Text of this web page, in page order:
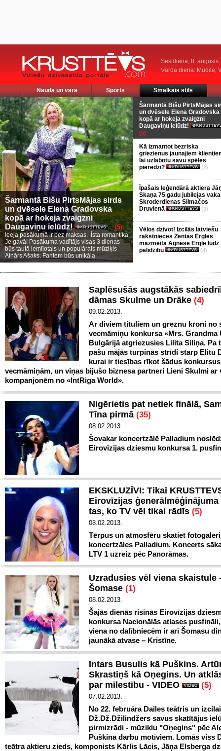
Sestdiena, 8. augusts
Vārda diena: Mudīte,
Nauda un vara Sports Smalkais stils
Šarmantā Bišu PirtsMājas sirds
un dvēsele Elena Gradovska
kopā ar hokeja zvaigzni
Daugaviņu ielūdz!
(5)
Ieeja pasākumā ir bez maksas. Īsta romantika
Jelgavā! Pasākuma vadītājs visas 3 dienas
būs tautā iemīļotais un populārais mūziķis
Ainārs Ašaks. Faniem būs unikāla
Šarmantā Bišu PirtsMājas
un dvēsele Elena Gradovska
kopā ar hokeja zvaigzni
Daugaviņu ielūdz!
(5)
Kā izmantot bezriska
griezienus jaunajiem
lai uzlabotu savu spēles
pieredzi?
(2)
Īpašais leģendārā aktiera
Skaņa 75 gadu jubilejas
Skroderdienas Silmačos
Druvienā
(3)
Vēlos dzīvot! Izcilās latviešu
rakstnieces Zentas Ērgles
mazmeita Agnese Ērgle lūdz
palīdzību
(4)
Saplēsušās augstākās
dāmas Skulme un Drāke (4)
09.02.2013.
Ar diviem tituliem un greznu kroni no
vecmāmiņu konkursa «Mrs. Grandma
Bulgārijā atgriezusies Lilita Siliņa. Pa
pašu mājās turpinās strīdi starp Elitu
kurai ir tiesības rīkot šādus konkursus
vecmāmiņām, un viņas bijušo biznesa partneri Lieni Skulmi ar
kompanjonēm no «IntRiga World».
Nigērietis pat netiek finālā,
Tīna pirmā (35)
08.02.2013.
Šovakar koncertzālē Palladium
Eirovīzijas dziesmu konkursa 1.
EKSKLUZĪVI: Tikai
Eirovīzijas ģenerālmēģinājuma
tas, ko TV vēl tikai rādīs (5)
08.02.2013.
Tērpus un atmosfēru skatiet
koncertzāles Palladium. Koncerts
LTV 1 uzreiz pēc Panorāmas.
Uzradusies vēl viena skaistule
Šomase (1)
08.02.2013.
Šajās dienās risinās Eirovīzijas
konkursa Nacionālās atlases
viena no dalībniecēm ir arī Šomasu
jaunākā atvase – Kristīne.
Intars Busulis kā Puškins.
Skrastiņš kā Oņegins. Un
par mīlestību - VIDEO
(5)
07.02.2013.
No 22. februāra Dailes teātris un
Dž.Dž.Džilindžers savus skatītājus
pirmizrādi - mūziklu "Oņegins" pēc
Puškina darbu motīviem. Lomās viss
teātra aktieru zieds, komponists Kārlis Lācis, Jāņa Elsberga